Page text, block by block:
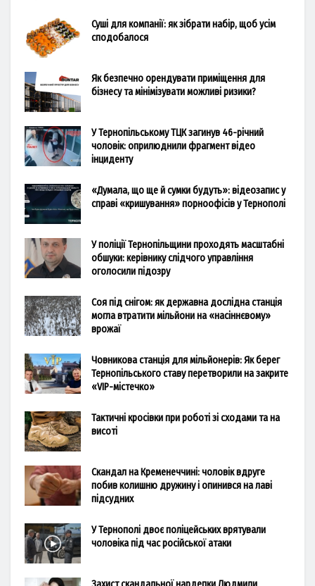
Суші для компанії: як зібрати набір, щоб усім
сподобалося
Як безпечно орендувати приміщення для
бізнесу та мінімізувати можливі ризики?
У Тернопільському ТЦК загинув 46-річний
чоловік: оприлюднили фрагмент відео
інциденту
«Думала, що ще й сумки будуть»: відеозапис у
справі «кришування» порноофісів у Тернополі
У поліції Тернопільщини проходять масштабні
обшуки: керівнику слідчого управління
оголосили підозру
Соя під снігом: як державна дослідна станція
могла втратити мільйони на «насіннєвому»
врожаї
Човникова станція для мільйонерів: Як берег
Тернопільського ставу перетворили на закрите
«VIP-містечко»
Тактичні кросівки при роботі зі сходами та на
висоті
Скандал на Кременеччині: чоловік вдруге
побив колишню дружину і опинився на лаві
підсудних
У Тернополі двоє поліцейських врятували
чоловіка під час російської атаки